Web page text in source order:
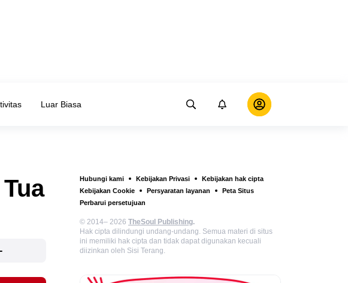
Luar Biasa
Hubungi kami Kebijakan Privasi
Kebijakan hak cipta
Kebijakan Cookie
Persyaratan layanan
Peta Situs
Perbarui persetujuan
© 2014– 2026 TheSoul Publishing.
Hak cipta dilindungi undang-undang. Semua materi di situs
ini memiliki hak cipta dan tidak dapat digunakan kecuali
diizinkan oleh Sisi Terang.
-